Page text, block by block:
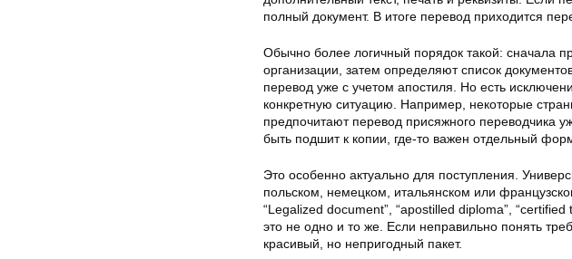
полный документ. В итоге перевод приходится
Обычно более логичный порядок такой: сначала
организации, затем определяют список
перевод уже с учетом апостиля. Но есть
конкретную ситуацию. Например, некоторые
предпочитают перевод присяжного переводчика
быть подшит к копии, где-то важен отдельный
Это особенно актуально для поступления.
польском, немецком, итальянском или
“Legalized document”, “apostilled diploma”,
это не одно и то же. Если неправильно понять
красивый, но непригодный пакет.